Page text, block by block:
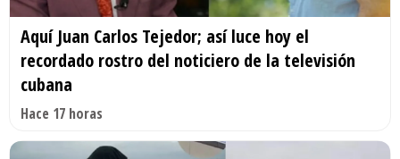
Aquí Juan Carlos Tejedor; así luce hoy el
recordado rostro del noticiero de la televisión
cubana
Hace 17 horas